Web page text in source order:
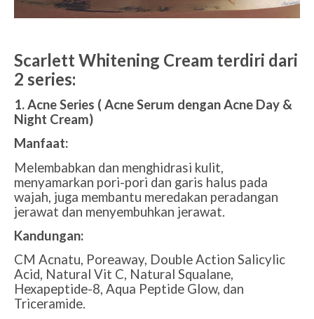
Scarlett Whitening Cream terdiri dari
2 series:
1. Acne Series ( Acne Serum dengan Acne Day &
Night Cream)
Manfaat:
Melembabkan dan menghidrasi kulit,
menyamarkan pori-pori dan garis halus pada
wajah, juga membantu meredakan peradangan
jerawat dan menyembuhkan jerawat.
Kandungan:
CM Acnatu, Poreaway, Double Action Salicylic
Acid, Natural Vit C, Natural Squalane,
Hexapeptide-8, Aqua Peptide Glow, dan
Triceramide.